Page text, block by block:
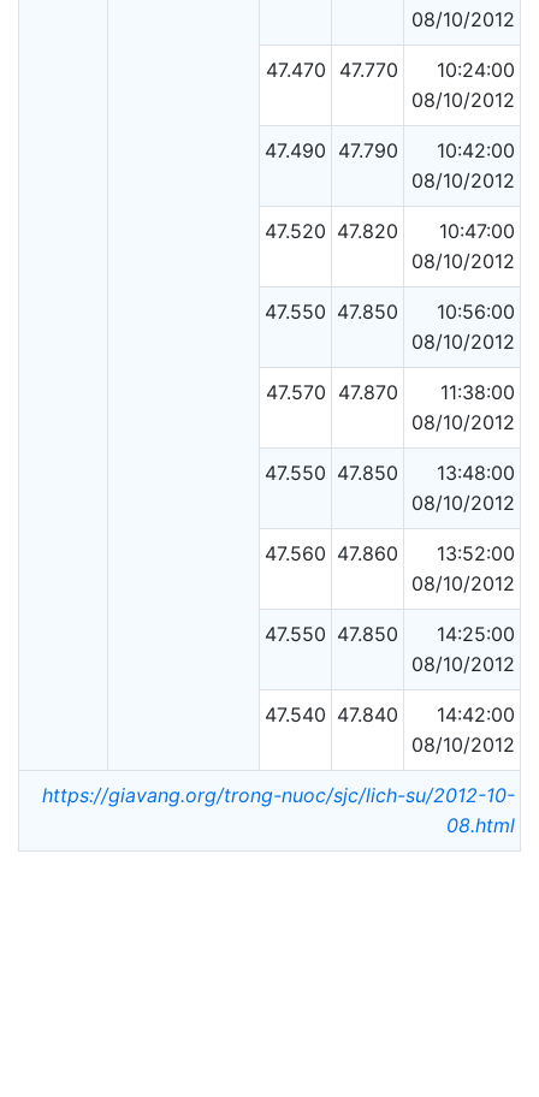
08/10/2012
47.470 47.770
10:24:00
08/10/2012
47.490 47.790
10:42:00
08/10/2012
47.520 47.820
10:47:00
08/10/2012
47.550 47.850
10:56:00
08/10/2012
47.570 47.870
11:38:00
08/10/2012
47.550 47.850
13:48:00
08/10/2012
47.560 47.860
13:52:00
08/10/2012
47.550 47.850
14:25:00
08/10/2012
47.540 47.840
14:42:00
08/10/2012
https://giavang.org/trong-nuoc/sjc/lich-su/2012-10-
08.html